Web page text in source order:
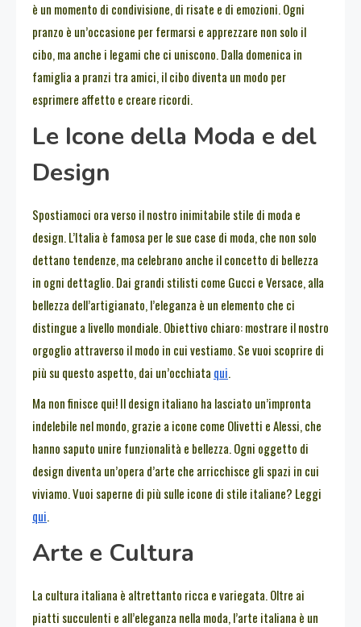
è un momento di condivisione, di risate e di emozioni. Ogni
pranzo è un’occasione per fermarsi e apprezzare non solo il
cibo, ma anche i legami che ci uniscono. Dalla domenica in
famiglia a pranzi tra amici, il cibo diventa un modo per
esprimere affetto e creare ricordi.
Le Icone della Moda e del
Design
Spostiamoci ora verso il nostro inimitabile stile di moda e
design. L’Italia è famosa per le sue case di moda, che non solo
dettano tendenze, ma celebrano anche il concetto di bellezza
in ogni dettaglio. Dai grandi stilisti come Gucci e Versace, alla
bellezza dell’artigianato, l’eleganza è un elemento che ci
distingue a livello mondiale. Obiettivo chiaro: mostrare il nostro
orgoglio attraverso il modo in cui vestiamo. Se vuoi scoprire di
più su questo aspetto, dai un’occhiata qui.
Ma non finisce qui! Il design italiano ha lasciato un’impronta
indelebile nel mondo, grazie a icone come Olivetti e Alessi, che
hanno saputo unire funzionalità e bellezza. Ogni oggetto di
design diventa un’opera d’arte che arricchisce gli spazi in cui
viviamo. Vuoi saperne di più sulle icone di stile italiane? Leggi
qui.
Arte e Cultura
La cultura italiana è altrettanto ricca e variegata. Oltre ai
piatti succulenti e all’eleganza nella moda, l’arte italiana è un